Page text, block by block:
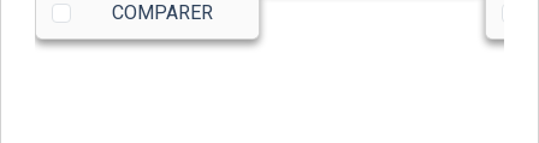
COMPARER